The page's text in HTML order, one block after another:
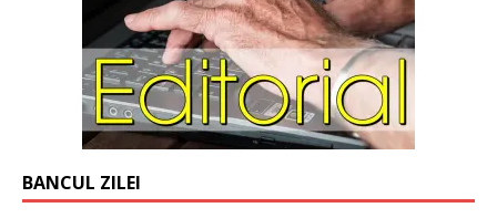
BANCUL ZILEI